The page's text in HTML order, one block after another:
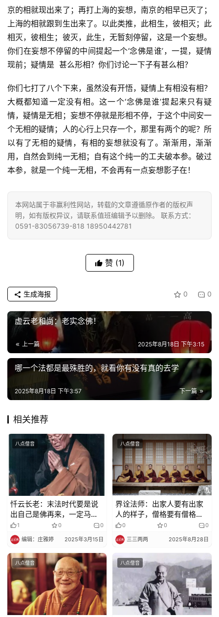
教
人
物
寺
巡
礼
视
频
纪
录
佛
教
艺
法
规
免
声
明
登录 注册
京的相就现出来了；再打上海的妄想，南京的相早已灭了；
上海的相就跟到生出来了。以此类推，此相生，彼相灭；此
相灭，彼相生；彼灭，此生，无暂刻停留，这是一个妄想。
你们在妄想不停留的中间提起一个‘念佛是谁’，一提，疑情
现前；疑情是  甚么形相？你们讨论一下子有甚么相？
你们七打了八个下来，虽然没有开悟，疑情上有相没有相？
大概都知道一定没有相。这一个‘念佛是谁’提起来只有疑
情，疑情是无相；妄想不停就是形相不停，于这个中间安一
个无相的疑情；人的心行上只存一个，那里有两个的呢？所
以有了无相的疑情，有相的妄想就没有了。渐渐用，渐渐
用，自然会到纯一无相；自有这个纯一的工夫破本参。破过
本参，就是一个纯一无相，不会再有一点妄想影子在！
本网站属于非赢利性网站，转载的文章遵循原作者的版权声
明，如有版权异议，请联系值班编辑予以删除。 联系方式：
0591-83056739-818 18950442781
赞 (1)
0 0
生成海报
虚云老和尚：老实念佛！
上一篇 2025年8月18日 下午3:15
哪一个法都是最殊胜的，就看你有没有真的去学
下一篇
2025年8月18日 下午3:57
相关推荐
八点僧音
忏云长老：末法时代要是说
出自己是佛再来，一定马上
入涅盘，不能再住世
1 0 0
编辑：庄雅婷 2025年3月15日
八点僧音
界诠法师：出家人要有出家
人的样子，僧格要有僧格的
样子
0 0 0
三三两两 2025年8月28日
八点僧音 八点僧音